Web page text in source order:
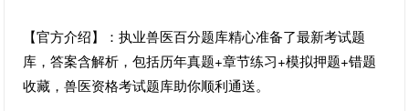
【官方介绍】：执业兽医百分题库精心准备了最新考试题
库，答案含解析，包括历年真题+章节练习+模拟押题+错题
收藏，兽医资格考试题库助你顺利通送。